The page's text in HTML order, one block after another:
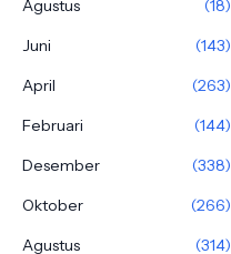
Agustus (18)
Juni
(143)
April
(263)
Februari
(144)
Desember
(338)
Oktober
(266)
Agustus
(314)